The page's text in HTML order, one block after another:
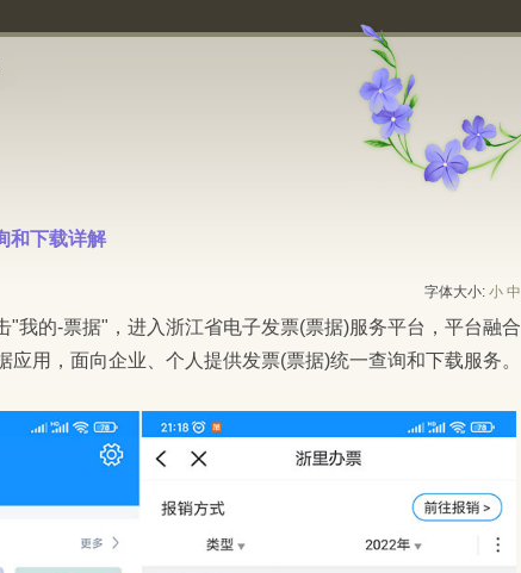
和下载详解
字体大小: 小 中
应用，面向企业、个人提供发票(票据)统一查询和下载服务。